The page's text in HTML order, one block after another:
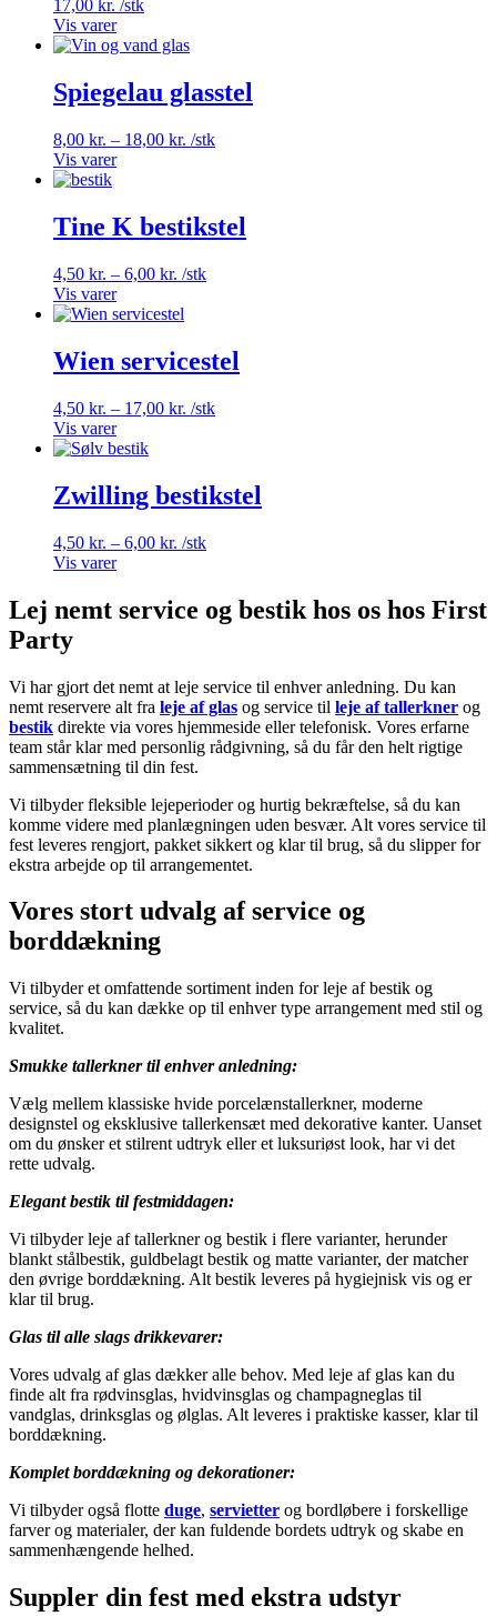
17,00 kr. /stk
Vis varer
Spiegelau glasstel
8,00 kr. – 18,00 kr. Prisinterval:
/stk
Vis varer
Tine K bestikstel
4,50 kr. – 6,00 kr. Prisinterval:
til
/stk
Vis varer
Wien servicestel
4,50 kr. – 17,00 kr. Prisinterval:
/stk
Vis varer
Zwilling bestikstel
4,50 kr. – 6,00 kr. Prisinterval:
6,00 kr.
/stk
Vis varer
Lej nemt service og bestik hos os hos First
Party
Vi har gjort det nemt at leje service til enhver anledning. Du kan
nemt reservere alt fra leje af glas og service til leje af tallerkner og
bestik direkte via vores hjemmeside eller telefonisk. Vores erfarne
team står klar med personlig rådgivning, så du får den helt rigtige
sammensætning til din fest.
Vi tilbyder fleksible lejeperioder og hurtig bekræftelse, så du kan
komme videre med planlægningen uden besvær. Alt vores service til
fest leveres rengjort, pakket sikkert og klar til brug, så du slipper for
ekstra arbejde op til arrangementet.
Vores stort udvalg af service og
borddækning
Vi tilbyder et omfattende sortiment inden for leje af bestik og
service, så du kan dække op til enhver type arrangement med stil og
kvalitet.
Smukke tallerkner til enhver anledning:
Vælg mellem klassiske hvide porcelænstallerkner, moderne
designstel og eksklusive tallerkensæt med dekorative kanter. Uanset
om du ønsker et stilrent udtryk eller et luksuriøst look, har vi det
rette udvalg.
Elegant bestik til festmiddagen:
Vi tilbyder leje af tallerkner og bestik i flere varianter, herunder
blankt stålbestik, guldbelagt bestik og matte varianter, der matcher
den øvrige borddækning. Alt bestik leveres på hygiejnisk vis og er
klar til brug.
Glas til alle slags drikkevarer:
Vores udvalg af glas dækker alle behov. Med leje af glas kan du
finde alt fra rødvinsglas, hvidvinsglas og champagneglas til
vandglas, drinksglas og ølglas. Alt leveres i praktiske kasser, klar til
borddækning.
Komplet borddækning og dekorationer:
Vi tilbyder også flotte duge, servietter og bordløbere i forskellige
farver og materialer, der kan fuldende bordets udtryk og skabe en
sammenhængende helhed.
Suppler din fest med ekstra udstyr